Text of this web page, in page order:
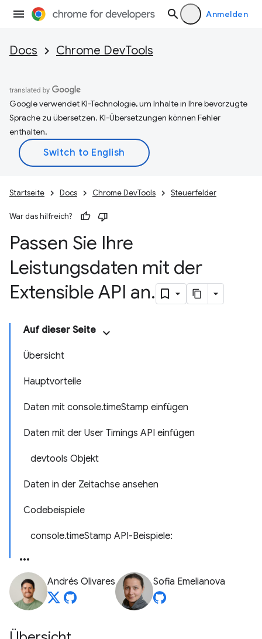
Anmelden
Docs Chrome DevTools
Google verwendet KI-Technologie, um Inhalte in Ihre bevorzugte
Sprache zu übersetzen. KI-Übersetzungen können Fehler
enthalten.
Startseite Docs Chrome DevTools Steuerfelder
War das hilfreich?
Passen Sie Ihre
Leistungsdaten mit der
Extensible API an.
Auf dieser Seite
Übersicht
Hauptvorteile
Daten mit console.timeStamp einfügen
Daten mit der User Timings API einfügen
devtools Objekt
Daten in der Zeitachse ansehen
Codebeispiele
console.timeStamp API-Beispiele:
Andrés Olivares Sofia Emelianova